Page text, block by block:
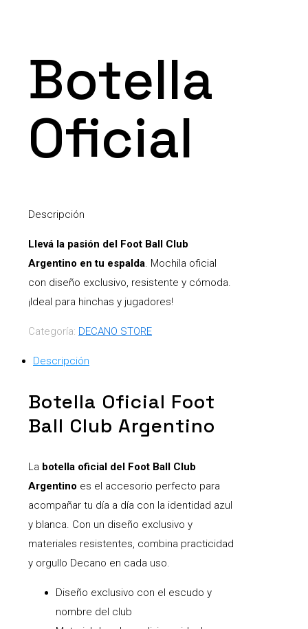
Botella
Oficial
Descripción
Llevá la pasión del Foot Ball Club
Argentino en tu espalda. Mochila oficial
con diseño exclusivo, resistente y cómoda.
¡Ideal para hinchas y jugadores!
Categoría: DECANO STORE
Descripción
Botella Oficial Foot
Ball Club Argentino
La botella oficial del Foot Ball Club
Argentino es el accesorio perfecto para
acompañar tu día a día con la identidad azul
y blanca. Con un diseño exclusivo y
materiales resistentes, combina practicidad
y orgullo Decano en cada uso.
Diseño exclusivo con el escudo y
nombre del club